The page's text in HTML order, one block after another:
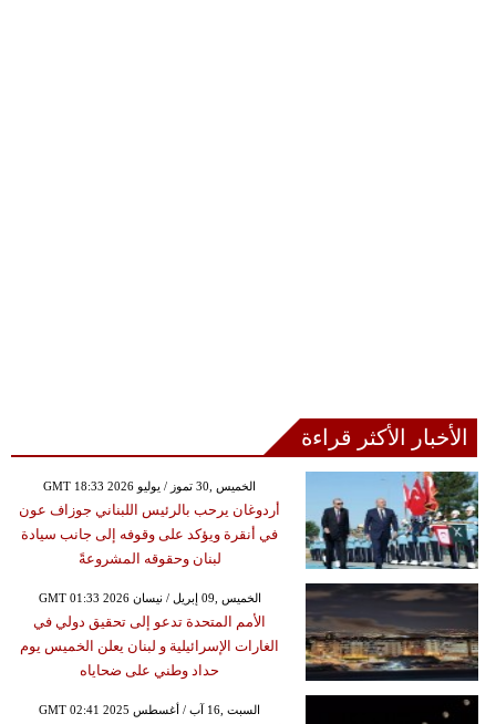
الأخبار الأكثر قراءة
GMT 18:33 2026 الخميس ,30 تموز / يوليو
أردوغان يرحب بالرئيس اللبناني جوزاف عون
في أنقرة ويؤكد على وقوفه إلى جانب سيادة
لبنان وحقوقه المشروعةً
GMT 01:33 2026 الخميس ,09 إبريل / نيسان
الأمم المتحدة تدعو إلى تحقيق دولي في
الغارات الإسرائيلية و لبنان يعلن الخميس يوم
حداد وطني على ضحاياه
GMT 02:41 2025 السبت ,16 آب / أغسطس